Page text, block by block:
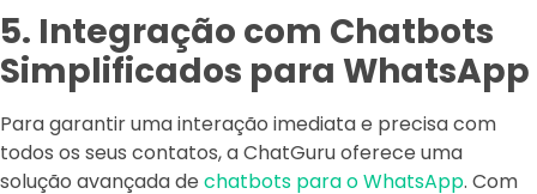
5. Integração com Chatbots
Simplificados para WhatsApp
Para garantir uma interação imediata e precisa com
todos os seus contatos, a ChatGuru oferece uma
solução avançada de chatbots para o WhatsApp. Com